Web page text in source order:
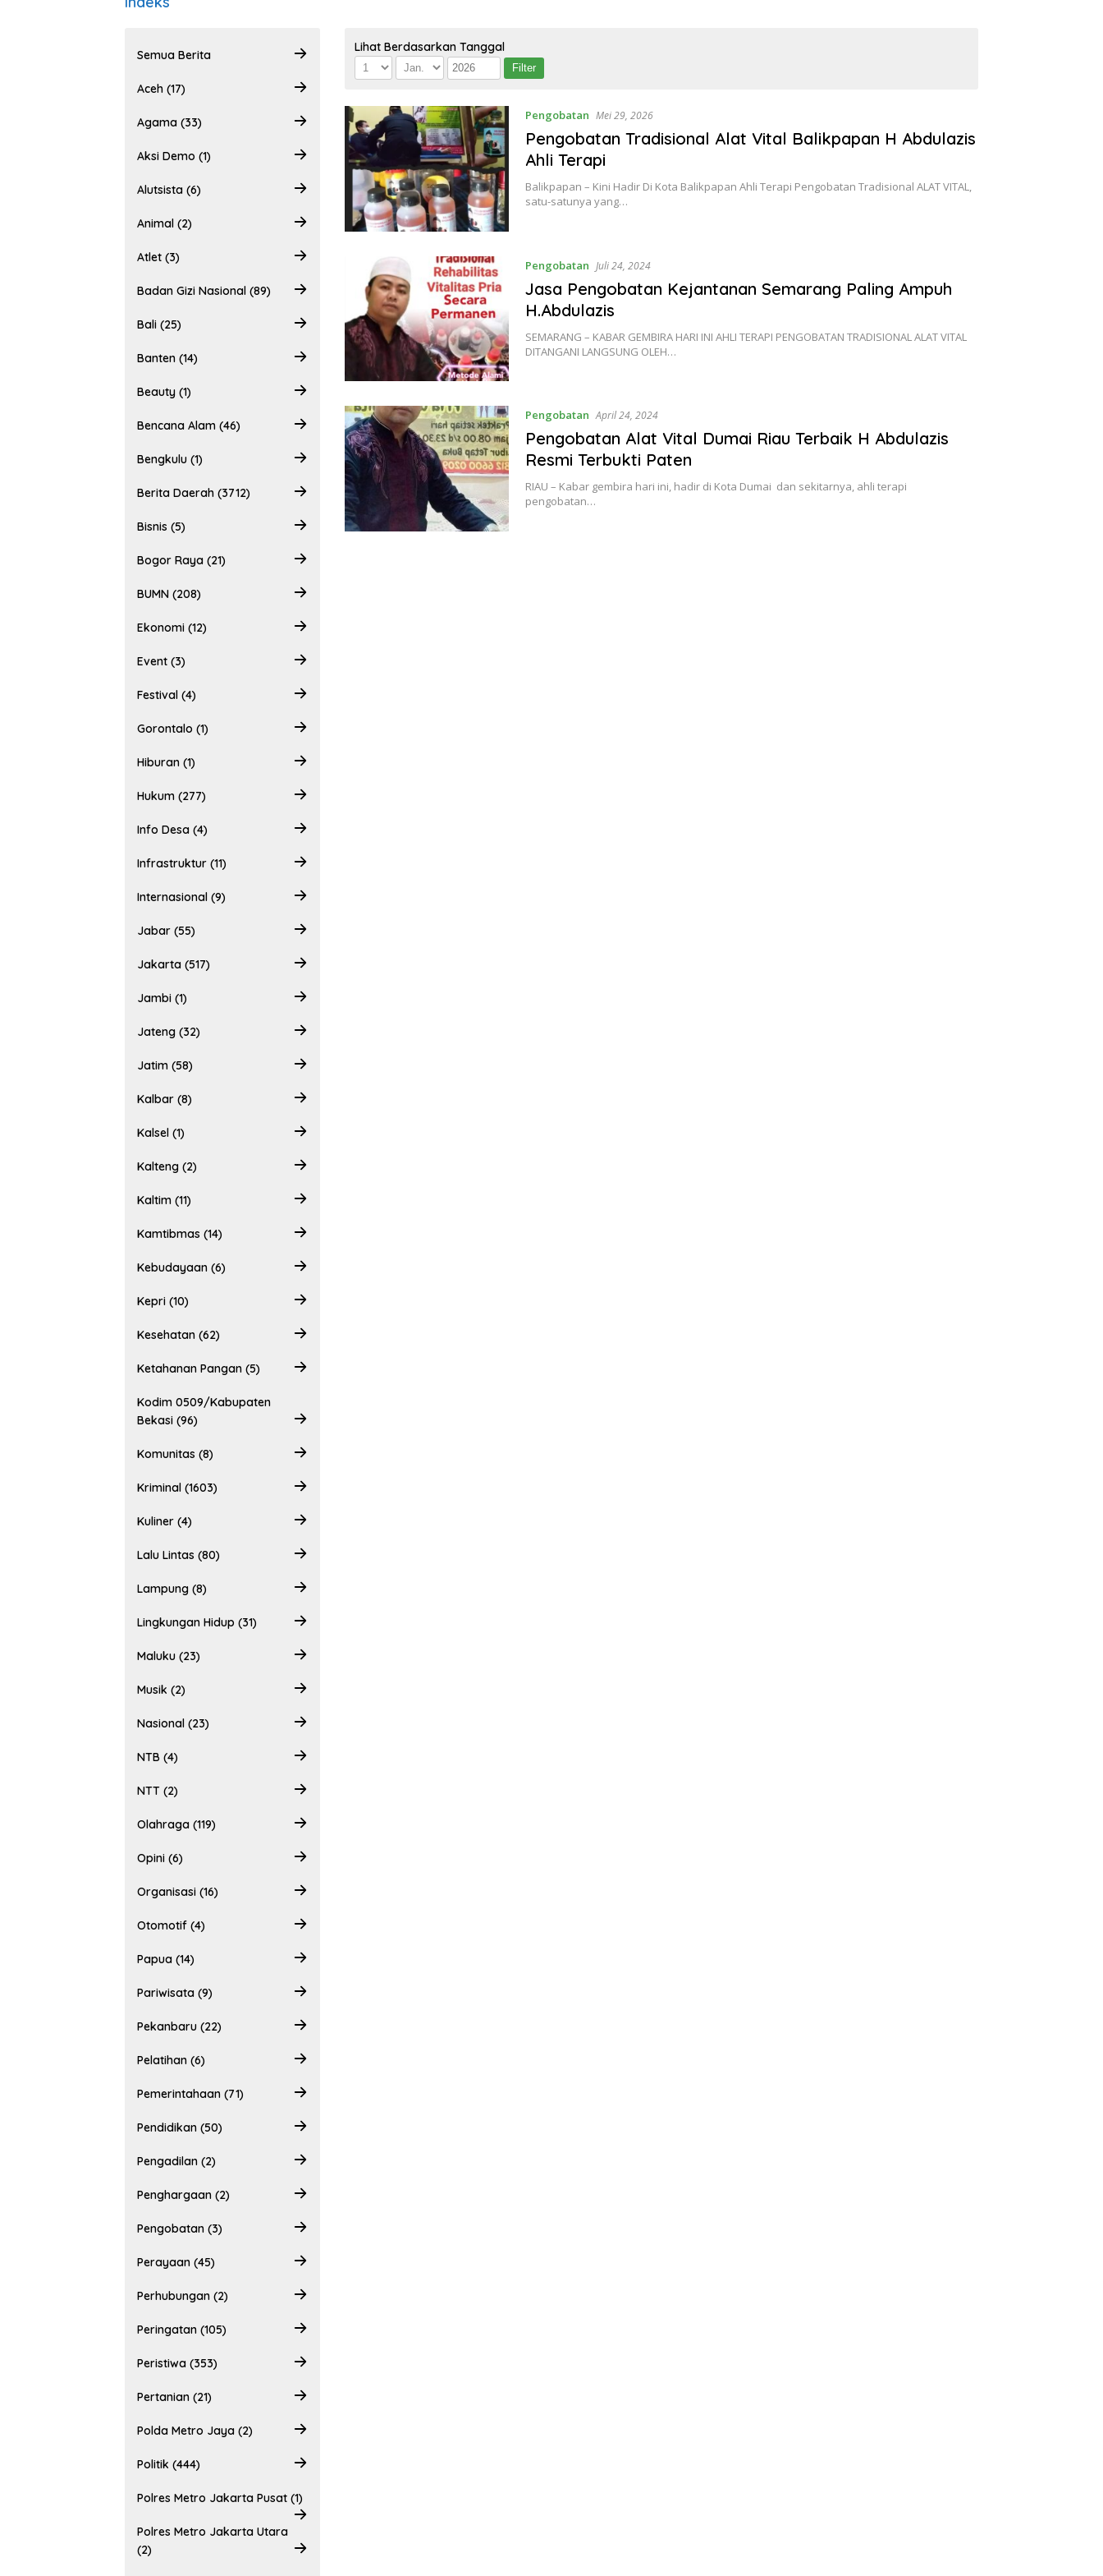
Semua Berita
Aceh (17)
Agama (33)
Aksi Demo (1)
Alutsista (6)
Animal (2)
Atlet (3)
Badan Gizi Nasional (89)
Bali (25)
Banten (14)
Beauty (1)
Bencana Alam (46)
Bengkulu (1)
Berita Daerah (3712)
Bisnis (5)
Bogor Raya (21)
BUMN (208)
Ekonomi (12)
Event (3)
Festival (4)
Gorontalo (1)
Hiburan (1)
Hukum (277)
Info Desa (4)
Infrastruktur (11)
Internasional (9)
Jabar (55)
Jakarta (517)
Jambi (1)
Jateng (32)
Jatim (58)
Kalbar (8)
Kalsel (1)
Kalteng (2)
Kaltim (11)
Kamtibmas (14)
Kebudayaan (6)
Kepri (10)
Kesehatan (62)
Ketahanan Pangan (5)
Kodim 0509/Kabupaten
Bekasi (96)
Komunitas (8)
Kriminal (1603)
Kuliner (4)
Lalu Lintas (80)
Lampung (8)
Lingkungan Hidup (31)
Maluku (23)
Musik (2)
Nasional (23)
NTB (4)
NTT (2)
Olahraga (119)
Opini (6)
Organisasi (16)
Otomotif (4)
Papua (14)
Pariwisata (9)
Pekanbaru (22)
Pelatihan (6)
Pemerintahaan (71)
Pendidikan (50)
Pengadilan (2)
Penghargaan (2)
Pengobatan (3)
Perayaan (45)
Perhubungan (2)
Peringatan (105)
Peristiwa (353)
Pertanian (21)
Polda Metro Jaya (2)
Politik (444)
Polres Metro Jakarta Pusat (1)
Polres Metro Jakarta Utara
(2)
Lihat Berdasarkan Tanggal
Pengobatan Mei 29, 2026
Pengobatan Tradisional Alat Vital Balikpapan H Abdulazis
Ahli Terapi
Balikpapan – Kini Hadir Di Kota Balikpapan Ahli Terapi Pengobatan Tradisional ALAT VITAL,
satu-satunya yang…
Pengobatan Juli 24, 2024
Jasa Pengobatan Kejantanan Semarang Paling Ampuh
H.Abdulazis
SEMARANG – KABAR GEMBIRA HARI INI AHLI TERAPI PENGOBATAN TRADISIONAL ALAT VITAL
DITANGANI LANGSUNG OLEH…
Pengobatan April 24, 2024
Pengobatan Alat Vital Dumai Riau Terbaik H Abdulazis
Resmi Terbukti Paten
RIAU – Kabar gembira hari ini, hadir di Kota Dumai dan sekitarnya, ahli terapi
pengobatan…